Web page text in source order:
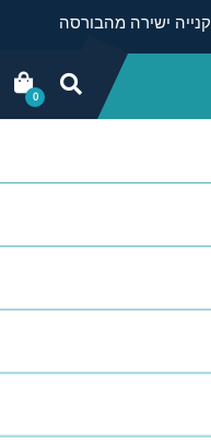
קנייה ישירה מהבורסה
0